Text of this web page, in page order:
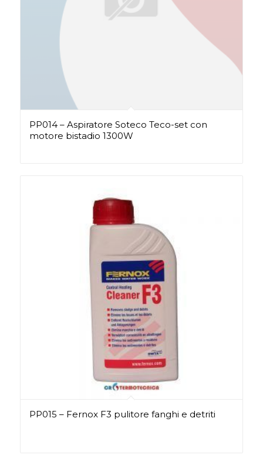
PP014 – Aspiratore Soteco Teco-set con
motore bistadio 1300W
PP015 – Fernox F3 pulitore fanghi e detriti